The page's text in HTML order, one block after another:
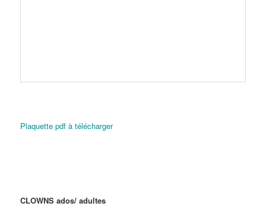
Plaquette pdf à télécharger
CLOWNS ados/ adultes